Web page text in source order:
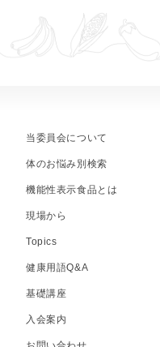
当委員会について
体のお悩み別検索
機能性表示食品とは
現場から
Topics
健康用語Q&A
基礎講座
入会案内